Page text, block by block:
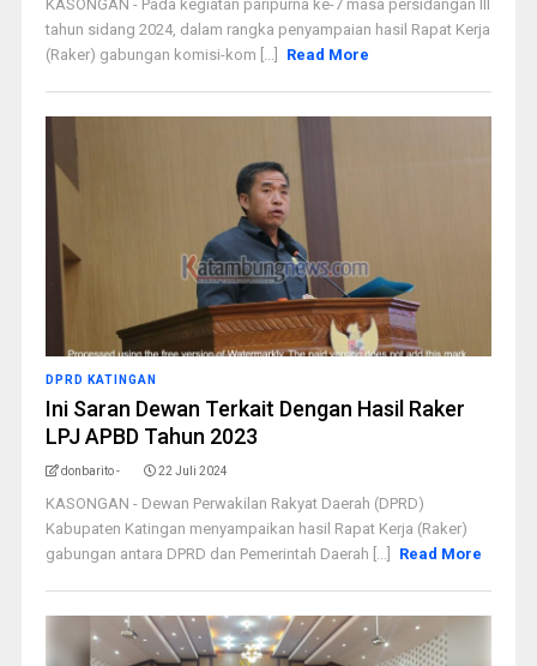
KASONGAN - Pada kegiatan paripurna ke-7 masa persidangan III
tahun sidang 2024, dalam rangka penyampaian hasil Rapat Kerja
(Raker) gabungan komisi-kom [...]
Read More
DPRD KATINGAN
Ini Saran Dewan Terkait Dengan Hasil Raker
LPJ APBD Tahun 2023
donbarito - 22 Juli 2024
KASONGAN - Dewan Perwakilan Rakyat Daerah (DPRD)
Kabupaten Katingan menyampaikan hasil Rapat Kerja (Raker)
gabungan antara DPRD dan Pemerintah Daerah [...]
Read More